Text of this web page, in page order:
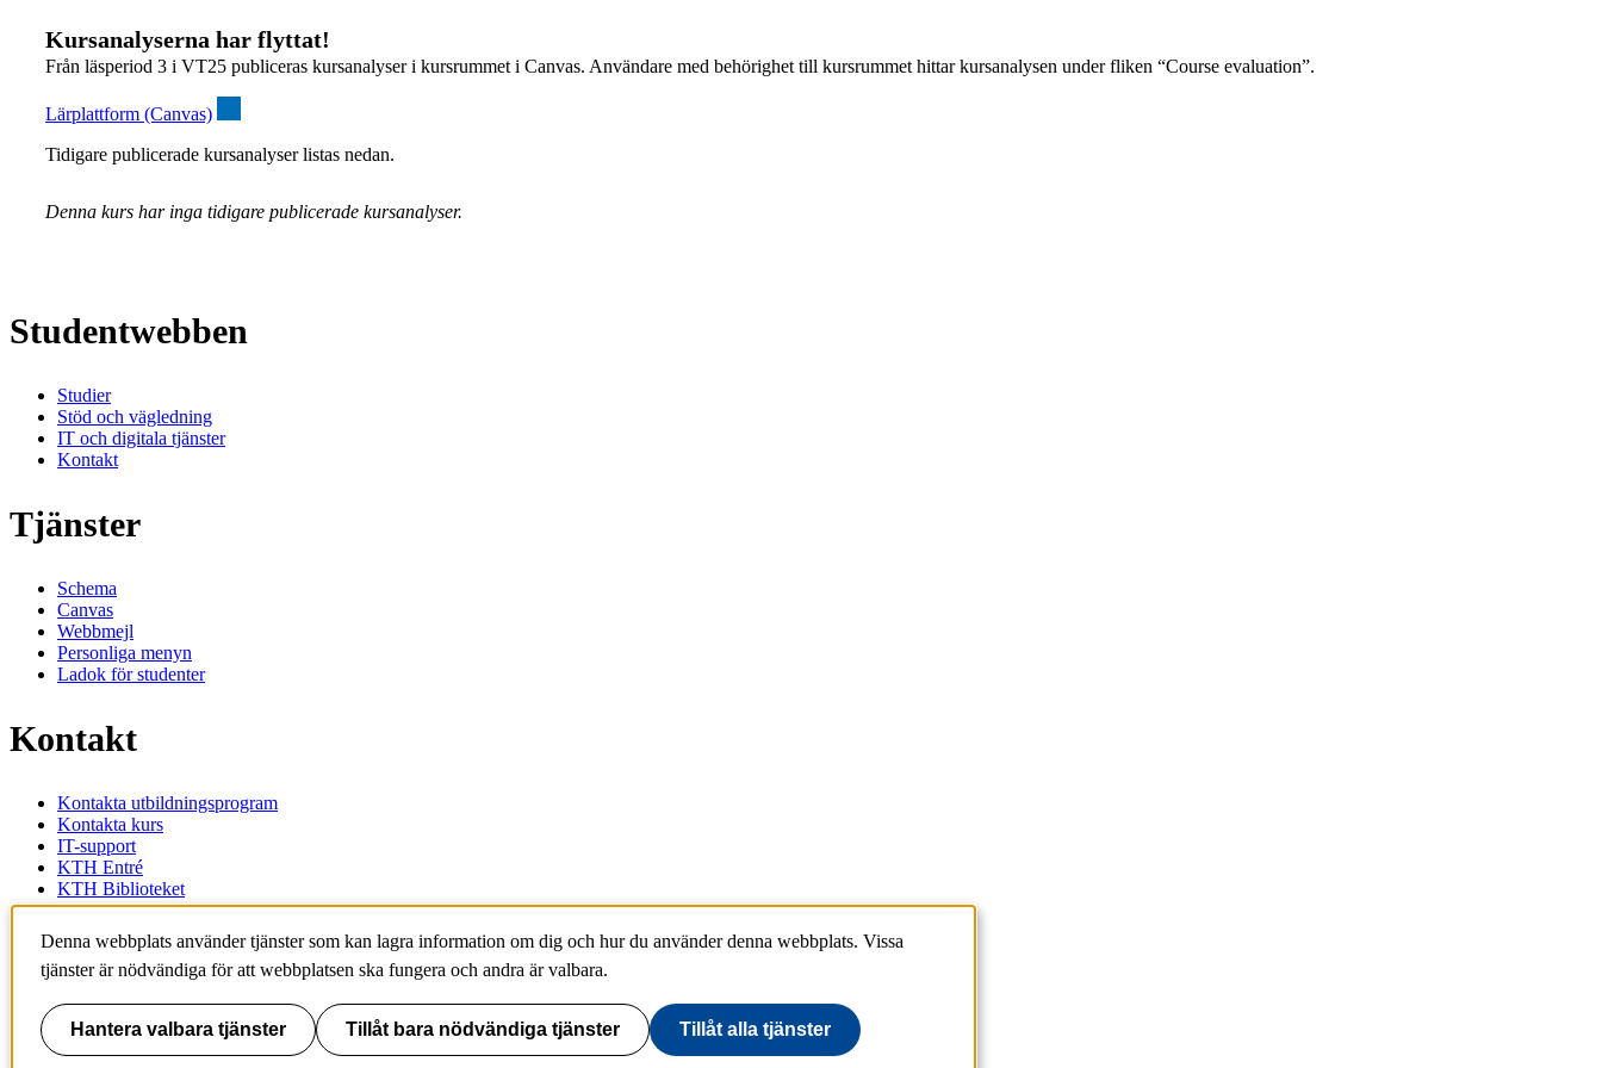
Kursanalyserna har flyttat!
Från läsperiod 3 i VT25 publiceras kursanalyser i kursrummet i Canvas. Användare med behörighet till kursrummet hittar kursanalysen under fliken “Course evaluation”.
Lärplattform (Canvas)
Tidigare publicerade kursanalyser listas nedan.
Denna kurs har inga tidigare publicerade kursanalyser.
Studentwebben
Studier
Stöd och vägledning
IT och digitala tjänster
Kontakt
Tjänster
Schema
Canvas
Webbmejl
Personliga menyn
Ladok för studenter
Kontakt
Kontakta utbildningsprogram
Kontakta kurs
IT-support
KTH Entré
KTH Biblioteket
100 44 Stockholm
+46 8 790 60 00
📷 @KTHstudent på Instagram
Denna webbplats använder tjänster som kan lagra information om dig och hur du använder denna webbplats. Vissa
tjänster är nödvändiga för att webbplatsen ska fungera och andra är valbara.
Hantera valbara tjänster Tillåt bara nödvändiga tjänster Tillåt alla tjänster